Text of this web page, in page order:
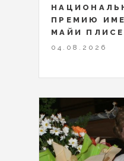
ПРЕМИЮ
МАЙИ
04.08.2026